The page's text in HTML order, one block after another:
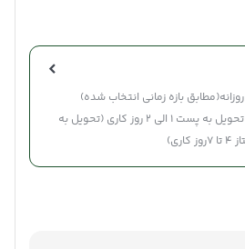
بازه زمانی انتخاب شده)
خارج از شهر اصفهان: تحویل به پست 1 الی 2 روز کاری (تحویل به